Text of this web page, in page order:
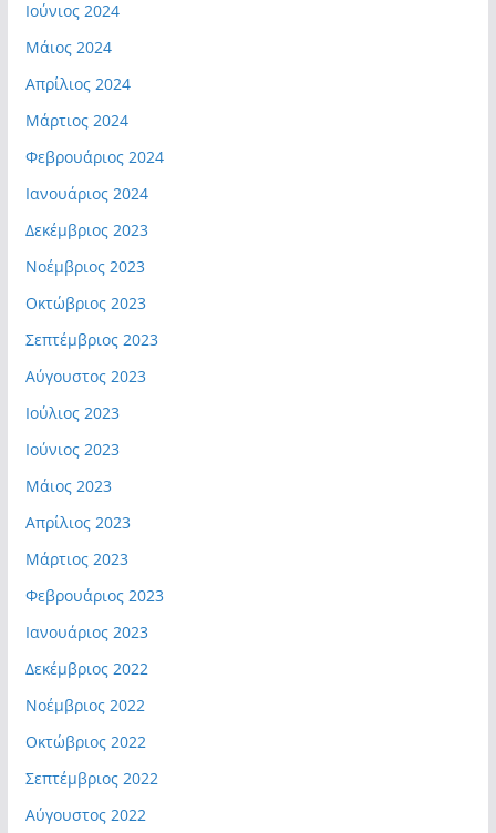
Ιούνιος 2024
Μάιος 2024
Απρίλιος 2024
Μάρτιος 2024
Φεβρουάριος 2024
Ιανουάριος 2024
Δεκέμβριος 2023
Νοέμβριος 2023
Οκτώβριος 2023
Σεπτέμβριος 2023
Αύγουστος 2023
Ιούλιος 2023
Ιούνιος 2023
Μάιος 2023
Απρίλιος 2023
Μάρτιος 2023
Φεβρουάριος 2023
Ιανουάριος 2023
Δεκέμβριος 2022
Νοέμβριος 2022
Οκτώβριος 2022
Σεπτέμβριος 2022
Αύγουστος 2022